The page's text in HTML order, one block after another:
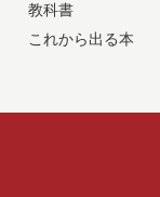
教科書
これから出る本